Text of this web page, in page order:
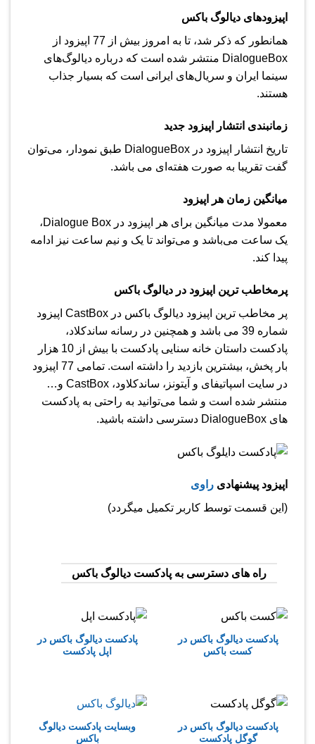
اپیزودهای دیالوگ باکس
همانطور که ذکر شد، تا به امروز بیش از 77 اپیزود از
Dialogue​Box منتشر شده است که درباره دیالوگ‌های
سینما ایران و سریال‌های ایرانی است که بسیار جذاب
هستند.
زمانبندی انتشار اپیزود جدید
تاریخ انتشار اپیزود در Dialogue​Box طبق نمودار، می‌توان
گفت تقریبا به صورت هفته‌ای می باشد.
میانگین زمان هر اپیزود
معمولا مدت میانگین برای هر اپیزود در Dialogue Box،
یک ساعت می‌باشد و می‌تواند تا یک و نیم ساعت نیز ادامه
پیدا کند.
پرمخاطب ترین اپیزود در دیالوگ باکس
پر مخاطب ترین اپیزود دیالوگ باکس در CastBox اپیزود
شماره 39 می باشد و همچنین در رسانه ساندکلاد،
پادکست داستان خانه سنایی پادکست با بیش از 10 هزار
بار پخش، بیشترین بازدید را داشته است. تمامی 77 اپیزود
در سایت اسپاتیفای و آیتونز، ساندکلاود، CastBox و…
منتشر شده است و شما می‌توانید به راحتی به پادکست
های Dialogue​Box دسترسی داشته باشید.
اپیزود پیشنهادی راوی
(این قسمت توسط کاربر تکمیل میگردد)
راه های دسترسی به پادکست دیالوگ باکس
پادکست دیالوگ باکس در
کست باکس
پادکست دیالوگ باکس در
اپل پادکست
پادکست دیالوگ باکس در
گوگل پادکست
وبسایت پادکست دیالوگ
باکس